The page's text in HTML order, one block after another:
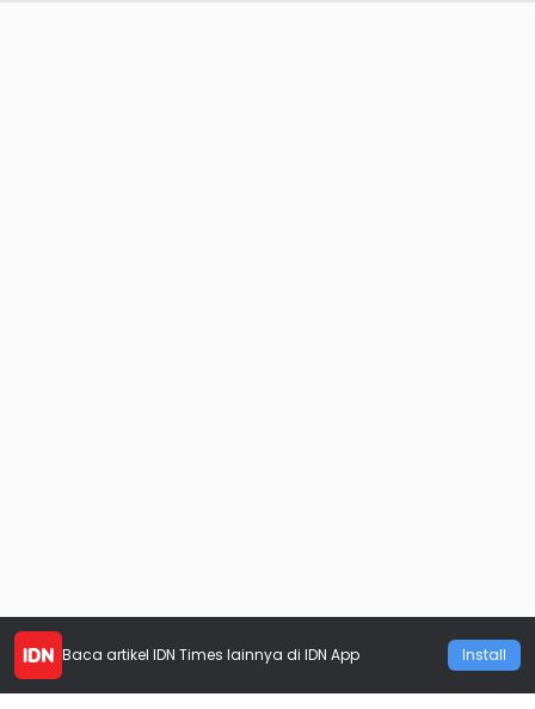
Baca artikel IDN Times lainnya di IDN App Install